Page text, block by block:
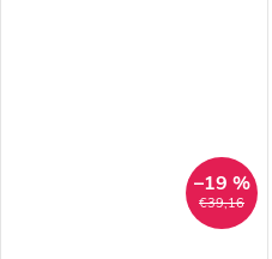
€39,16
–19 %